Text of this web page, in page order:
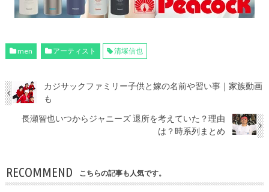
men アーティスト 清塚信也
カジサックファミリー子供と嫁の名前や習い事｜家族動画
も
長瀬智也いつからジャニーズ 退所を考えていた？理由
は？時系列まとめ
RECOMMEND こちらの記事も人気です。